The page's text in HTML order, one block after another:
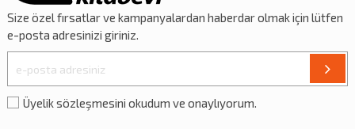
Size özelfırsatlarve kampanyalardan haberdar olmak için lütfen
e-posta adresinizi giriniz.
Üyelik sözleşmesini okudum ve onaylıyorum.